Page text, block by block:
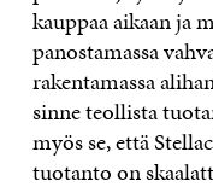
kauppaa aikaan ja
panostamassa
rakentamassa
sinne teollista
myös se, että
tuotanto on